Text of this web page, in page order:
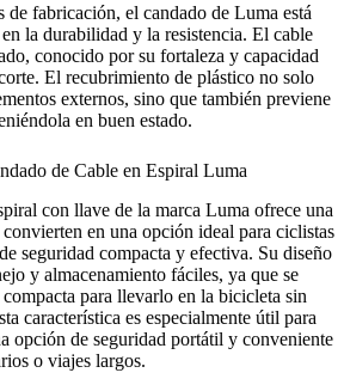
de fabricación, el candado de Luma está
la durabilidad y la resistencia. El cable
conocido por su fortaleza y capacidad
El recubrimiento de plástico no solo
externos, sino que también previene
en buen estado.
de Cable en Espiral Luma
con llave de la marca Luma ofrece una
en una opción ideal para ciclistas
seguridad compacta y efectiva. Su diseño
y almacenamiento fáciles, ya que se
para llevarlo en la bicicleta sin
característica es especialmente útil para
opción de seguridad portátil y conveniente
o viajes largos.